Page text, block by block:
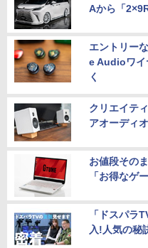
Aから「
エントリー
e Audioワイ
く
クリエイテ
アオーディ
お値段その
「お得なゲ
「ドスパラ
入!人気の秘